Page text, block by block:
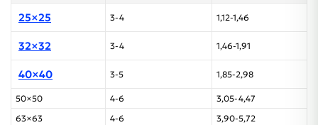
25×25 3-4 1,12-1,46
32×32 3-4 1,46-1,91
40×40 3-5 1,85-2,98
50×50 4-6
3,05-4,47
63×63
4-6
3,90-5,72